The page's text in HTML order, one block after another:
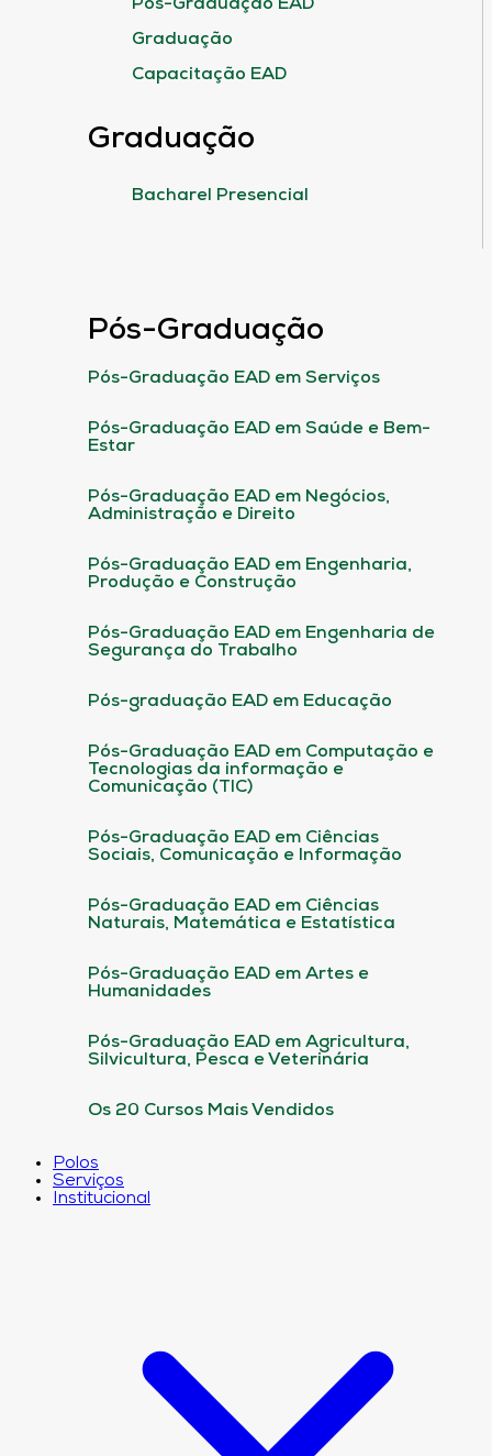
Pós-Graduação EAD
Graduação
Capacitação EAD
Graduação
Bacharel Presencial
Pós-Graduação
Pós-Graduação EAD em Serviços
Pós-Graduação EAD em Saúde e Bem-
Estar
Pós-Graduação EAD em Negócios,
Administração e Direito
Pós-Graduação EAD em Engenharia,
Produção e Construção
Pós-Graduação EAD em Engenharia de
Segurança do Trabalho
Pós-graduação EAD em Educação
Pós-Graduação EAD em Computação e
Tecnologias da informação e
Comunicação (TIC)
Pós-Graduação EAD em Ciências
Sociais, Comunicação e Informação
Pós-Graduação EAD em Ciências
Naturais, Matemática e Estatística
Pós-Graduação EAD em Artes e
Humanidades
Pós-Graduação EAD em Agricultura,
Silvicultura, Pesca e Veterinária
Os 20 Cursos Mais Vendidos
Polos
Serviços
Institucional